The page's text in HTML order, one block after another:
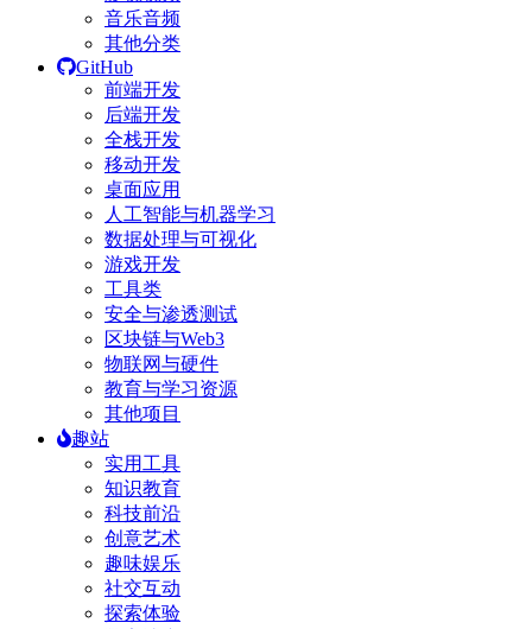
音乐音频
其他分类
GitHub
前端开发
后端开发
全栈开发
移动开发
桌面应用
人工智能与机器学习
数据处理与可视化
游戏开发
工具类
安全与渗透测试
区块链与Web3
物联网与硬件
教育与学习资源
其他项目
趣站
实用工具
知识教育
科技前沿
创意艺术
趣味娱乐
社交互动
探索体验